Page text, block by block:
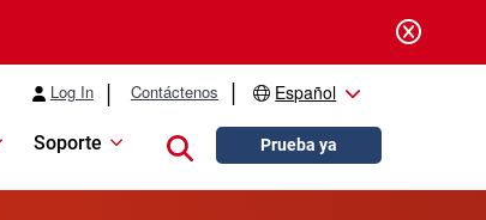
Log In Contáctenos Español
Soporte Close searchPrueba ya